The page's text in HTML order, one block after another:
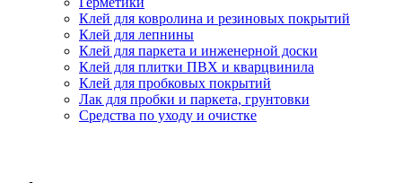
Клей для ковролина и резиновых покрытий
Клей для лепнины
Клей для паркета и инженерной доски
Клей для плитки ПВХ и кварцвинила
Клей для пробковых покрытий
Лак для пробки и паркета, грунтовки
Средства по уходу и очистке